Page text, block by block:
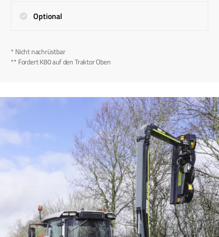
Optional
* Nicht nachrüstbar
** Fordert K80 auf den Traktor Oben